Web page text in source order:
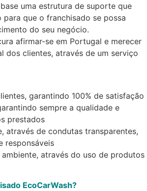
uma estrutura de suporte que
que o franchisado se possa
do seu negócio.
afirmar-se em Portugal e merecer
dos clientes, através de um serviço
garantindo 100% de satisfação
sempre a qualidade e
prestados
através de condutas transparentes,
responsáveis
através do uso de produtos
EcoCarWash?